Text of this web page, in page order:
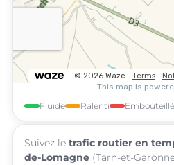
Fluide Ralenti Embouteillé
Suivez le trafic routier en
de-Lomagne (Tarn-et-